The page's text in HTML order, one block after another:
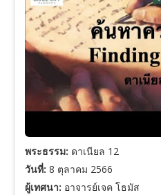
โฮเชยา
อาโมส
โยนาห์
มีคาห์
พระธรรม: ดาเนียล 12
วันที่: 8 ตุลาคม 2566
ผู้เทศนา: อาจารย์เจค โธมัส